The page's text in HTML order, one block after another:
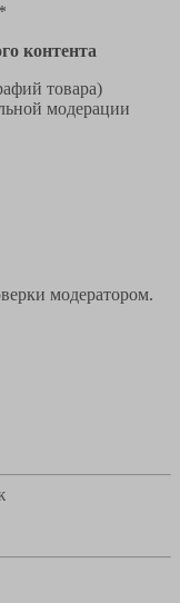
контента
товара)
модерации
модератором.